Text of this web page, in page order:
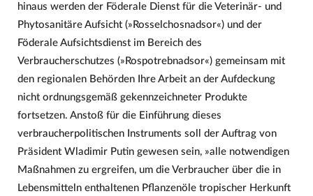
hinaus werden der Föderale Dienst für die Veterinär- und
Phytosanitäre Aufsicht (»Rosselchosnadsor«) und der
Föderale Aufsichtsdienst im Bereich des
Verbraucherschutzes (»Rospotrebnadsor«) gemeinsam mit
den regionalen Behörden Ihre Arbeit an der Aufdeckung
nicht ordnungsgemäß gekennzeichneter Produkte
fortsetzen. Anstoß für die Einführung dieses
verbraucherpolitischen Instruments soll der Auftrag von
Präsident Wladimir Putin gewesen sein, »alle notwendigen
Maßnahmen zu ergreifen, um die Verbraucher über die in
Lebensmitteln enthaltenen Pflanzenöle tropischer Herkunft